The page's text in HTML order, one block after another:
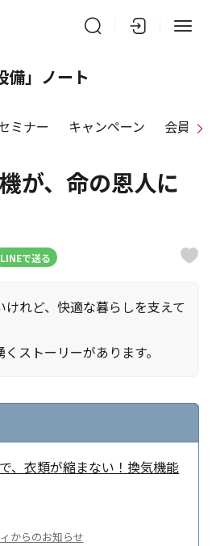
備」ノート
ミナー キャンペーン 会員特
が、命の恩人に
LINEで送る
れど、快適な暮らしを支えて
ストーリーがあります。
、衣類が縮まない！換気機能
からのお知らせ